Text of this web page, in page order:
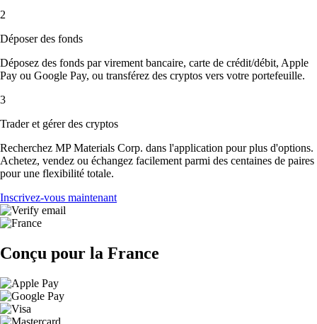
2
Déposer des fonds
Déposez des fonds par virement bancaire, carte de crédit/débit, Apple
Pay ou Google Pay, ou transférez des cryptos vers votre portefeuille.
3
Trader et gérer des cryptos
Recherchez MP Materials Corp. dans l'application pour plus d'options.
Achetez, vendez ou échangez facilement parmi des centaines de paires
pour une flexibilité totale.
Inscrivez-vous maintenant
Conçu pour la France